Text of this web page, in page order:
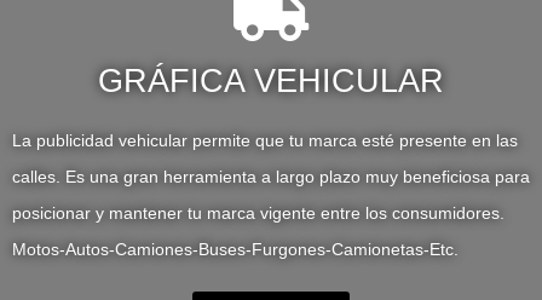
GRÁFICA VEHICULAR
La publicidad vehicular permite que tu marca esté presente en las
calles. Es una gran herramienta a largo plazo muy beneficiosa para
posicionar y mantener tu marca vigente entre los consumidores.
Motos-Autos-Camiones-Buses-Furgones-Camionetas-Etc.